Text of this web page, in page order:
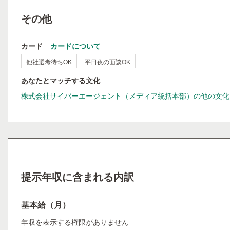
その他
カード カードについて
他社選考待ちOK 平日夜の面談OK
あなたとマッチする文化
株式会社サイバーエージェント（メディア統括本部）の他の文
提示年収に含まれる内訳
基本給（月）
年収を表示する権限がありません